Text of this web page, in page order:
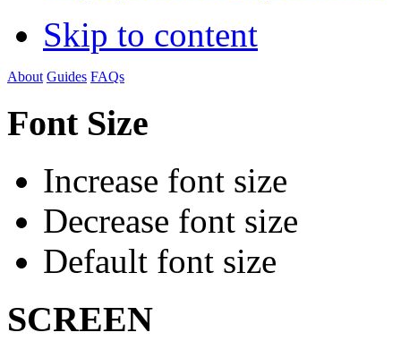
Skip to content
About Guides FAQs
Font Size
Increase font size
Decrease font size
Default font size
SCREEN